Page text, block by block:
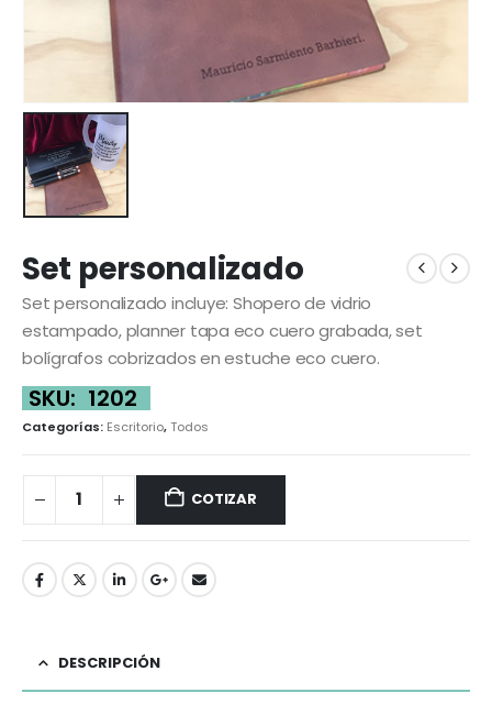
Set personalizado
Set personalizado incluye: Shopero de vidrio
estampado, planner tapa eco cuero grabada, set
bolígrafos cobrizados en estuche eco cuero.
SKU: 1202
Categorías: Escritorio,Todos
COTIZAR
DESCRIPCIÓN